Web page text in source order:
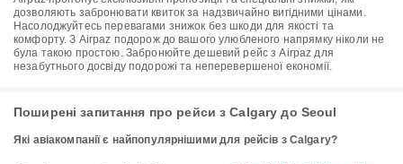
дозволяють забронювати квиток за надзвичайно вигідними цінами.
Насолоджуйтесь перевагами знижок без шкоди для якості та
комфорту. З Airpaz подорож до вашого улюбленого напрямку ніколи не
була такою простою. Забронюйте дешевий рейс з Airpaz для
незабутнього досвіду подорожі та неперевершеної економії.
Поширені запитання про рейси з Calgary до Seoul
Які авіакомпанії є найпопулярнішими для рейсів з Calgary?